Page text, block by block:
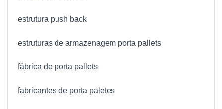
estrutura push back
estruturas de armazenagem porta pallets
fábrica de porta pallets
fabricantes de porta paletes